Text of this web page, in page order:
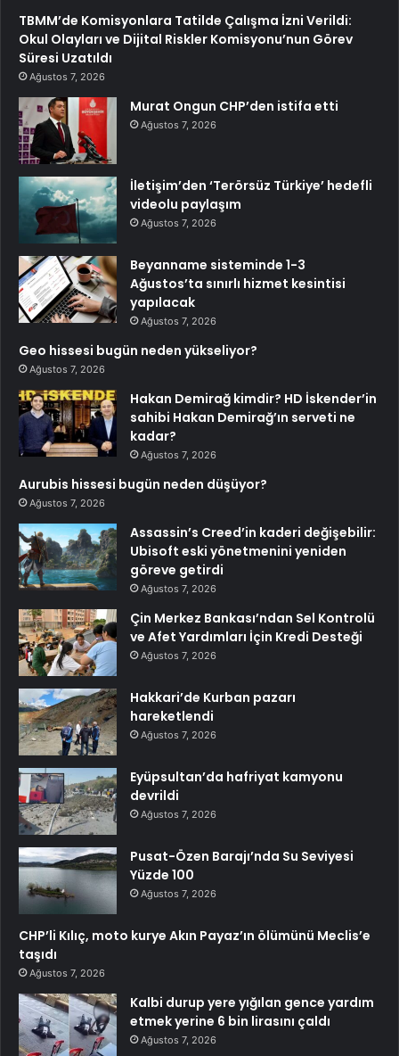
TBMM’de Komisyonlara Tatilde Çalışma İzni Verildi:
Okul Olayları ve Dijital Riskler Komisyonu’nun Görev
Süresi Uzatıldı
Ağustos 7, 2026
Murat Ongun CHP’den istifa etti
Ağustos 7, 2026
İletişim’den ‘Terörsüz Türkiye’ hedefli
videolu paylaşım
Ağustos 7, 2026
Beyanname sisteminde 1-3
Ağustos’ta sınırlı hizmet kesintisi
yapılacak
Ağustos 7, 2026
Geo hissesi bugün neden yükseliyor?
Ağustos 7, 2026
Hakan Demirağ kimdir? HD İskender’in
sahibi Hakan Demirağ’ın serveti ne
kadar?
Ağustos 7, 2026
Aurubis hissesi bugün neden düşüyor?
Ağustos 7, 2026
Assassin’s Creed’in kaderi değişebilir:
Ubisoft eski yönetmenini yeniden
göreve getirdi
Ağustos 7, 2026
Çin Merkez Bankası’ndan Sel Kontrolü
ve Afet Yardımları İçin Kredi Desteği
Ağustos 7, 2026
Hakkari’de Kurban pazarı
hareketlendi
Ağustos 7, 2026
Eyüpsultan’da hafriyat kamyonu
devrildi
Ağustos 7, 2026
Pusat-Özen Barajı’nda Su Seviyesi
Yüzde 100
Ağustos 7, 2026
CHP’li Kılıç, moto kurye Akın Payaz’ın ölümünü Meclis’e
taşıdı
Ağustos 7, 2026
Kalbi durup yere yığılan gence yardım
etmek yerine 6 bin lirasını çaldı
Ağustos 7, 2026